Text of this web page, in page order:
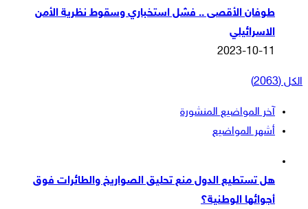
طوفان الأقصى .. فشل استخباري وسقوط نظرية الأمن
الاسرائيلي
2023-10-11
الكل (2063)
آخر المواضيع المنشورة
أشهر المواضيع
هل تستطيع الدول منع تحليق الصواريخ والطائرات فوق
أجوائها الوطنية؟